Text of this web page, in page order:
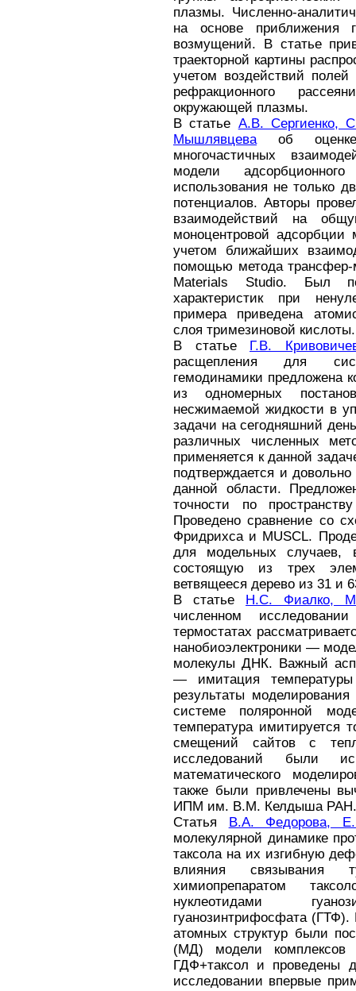
плазмы. Численно-
на основе приближения
возмущений. В статье
траекторной картины
учетом воздействий полей
рефракционного
окружающей плазмы.
В статье А.В. Сергиенко,
Мышлявцева
об
многочастичных
модели
использования не только
потенциалов. Авторы
взаимодействий на
моноцентровой адсорбции
учетом ближайших
помощью метода трансфер-
Materials Studio. Был
характеристик при
примера приведена
слоя тримезиновой кислоты.
В статье Г.В.
расщепления для
гемодинамики предложена
из одномерных
несжимаемой жидкости в
задачи на сегодняшний
различных численных
применяется к данной
подтверждается и
данной области.
точности по
Проведено сравнение со
Фридрихса и MUSCL.
для модельных случаев,
состоящую из трех
ветвящееся дерево из 31 и
В статье Н.С. Фиалко,
численном
термостатах
нанобиоэлектроники —
молекулы ДНК. Важный
— имитация температуры
результаты
системе поляронной
температура имитируется
смещений сайтов с
исследований были
математического
также были привлечены
ИПМ им. В.М. Келдыша РАН.
Статья В.А. Федорова,
молекулярной динамике
таксола на их изгибную
влияния связывания
химиопрепаратом
нуклеотидами
гуанозинтрифосфата (ГТФ).
атомных структур были
(МД) модели комплексов
ГДФ+таксол и проведены
исследовании впервые